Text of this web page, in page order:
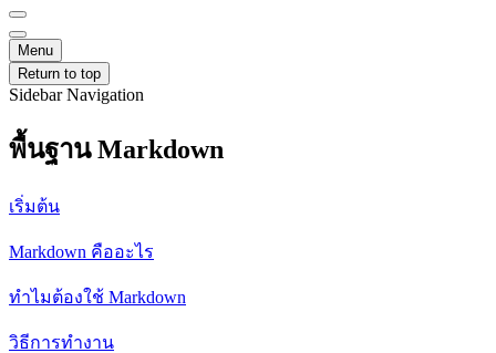
Menu
Return to top
Sidebar Navigation
พื้นฐาน Markdown
เริ่มต้น
Markdown คืออะไร
ทำไมต้องใช้ Markdown
วิธีการทำงาน